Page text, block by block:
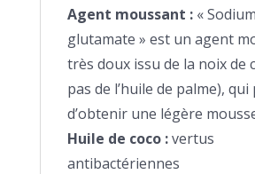
Agent moussant :«
glutamate » est un agent
très doux issu de la noix de
pas de l’huile de palme),
d’obtenir une légère
Huile de coco :vertus
antibactériennes